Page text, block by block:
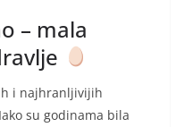
– mala
i najhranljivijih
su godinama bila